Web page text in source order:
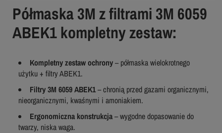
Półmaska 3M z filtrami 3M 6059
ABEK1 kompletny zestaw:
Kompletny zestaw ochrony– półmaska wielokrotnego
użytku + filtry ABEK1.
Filtry 3M 6059 ABEK1– chronią przed gazami organicznymi,
nieorganicznymi, kwaśnymi i amoniakiem.
Ergonomiczna konstrukcja– wygodne dopasowanie do
twarzy, niska waga.